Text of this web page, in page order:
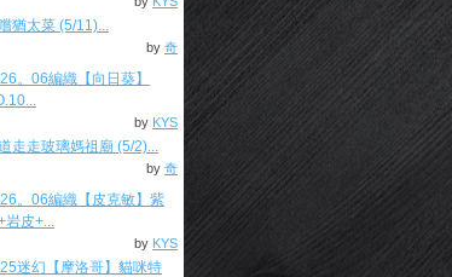
猶太菜 (5/11)...
by 奇
。06編織【向日葵】
by KYS
走走玻璃媽祖廟 (5/2)...
by 奇
。06編織【皮克敏】紫
岩皮+...
by KYS
迷幻【摩洛哥】貓咪特